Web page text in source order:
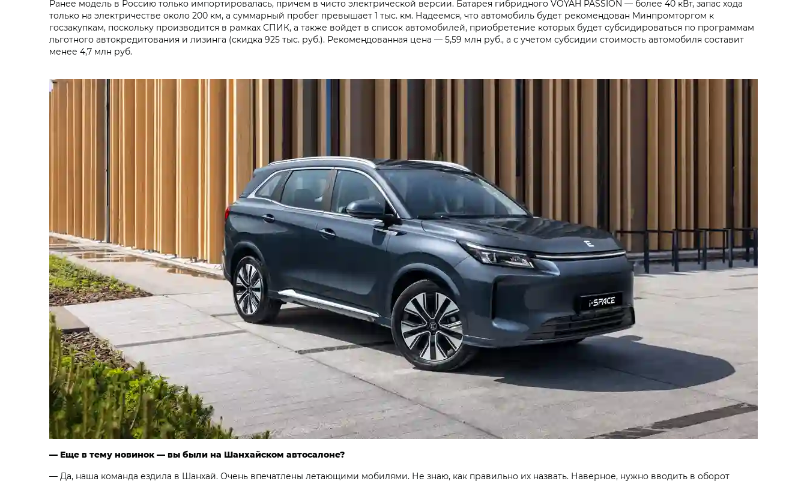
Ранее модель в Россию только импортировалась, причем в чисто электрической версии. Батарея гибридного VOYAH PASSION — более 40 кВт, запас хода
только на электричестве около 200 км, а суммарный пробег превышает 1 тыс. км. Надеемся, что автомобиль будет рекомендован Минпромторгом к
госзакупкам, поскольку производится в рамках СПИК, а также войдет в список автомобилей, приобретение которых будет субсидироваться по программам
льготного автокредитования и лизинга (скидка 925 тыс. руб.). Рекомендованная цена — 5,59 млн руб., а с учетом субсидии стоимость автомобиля составит
менее 4,7 млн руб.
— Еще в тему новинок — вы были на Шанхайском автосалоне?
— Да, наша команда ездила в Шанхай. Очень впечатлены летающими мобилями. Не знаю, как правильно их назвать. Наверное, нужно вводить в оборот